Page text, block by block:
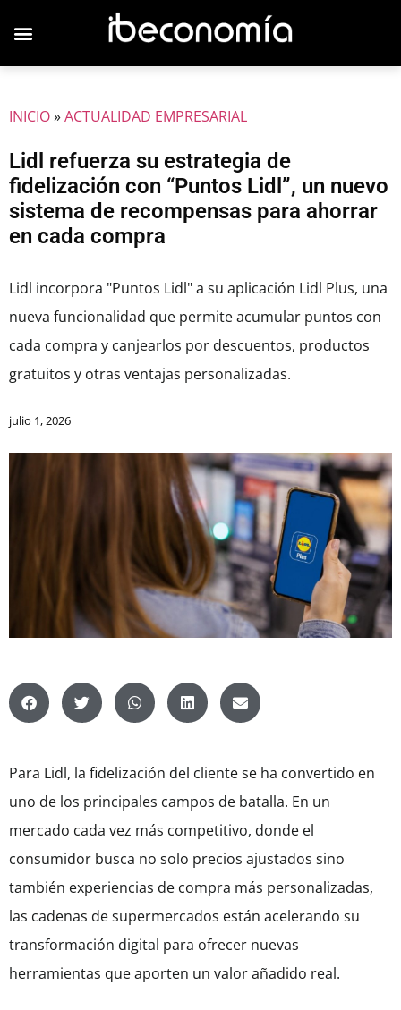
INICIO»ACTUALIDAD EMPRESARIAL
Lidl refuerza su estrategia de
fidelización con “Puntos Lidl”, un nuevo
sistema de recompensas para ahorrar
en cada compra
Lidl incorpora "Puntos Lidl" a su aplicación Lidl Plus, una
nueva funcionalidad que permite acumular puntos con
cada compra y canjearlos por descuentos, productos
gratuitos y otras ventajas personalizadas.
julio 1, 2026
Para Lidl, la fidelización del cliente se ha convertido en
uno de los principales campos de batalla. En un
mercado cada vez más competitivo, donde el
consumidor busca no solo precios ajustados sino
también experiencias de compra más personalizadas,
las cadenas de supermercados están acelerando su
transformación digital para ofrecer nuevas
herramientas que aporten un valor añadido real.